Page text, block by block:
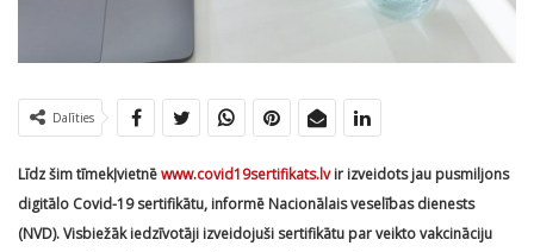
Dalīties
Līdz šim tīmekļvietnēwww.covid19sertifikats.lvir izveidots jau pusmiljons
digitālo Covid-19 sertifikātu, informē Nacionālais veselības dienests
(NVD). Visbiežāk iedzīvotāji izveidojuši sertifikātu par veikto vakcināciju